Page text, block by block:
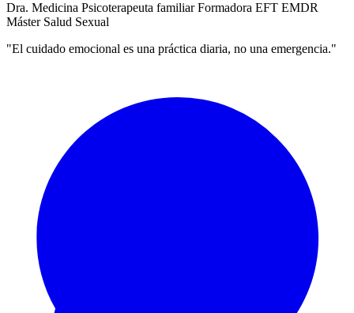
Dra. Medicina Psicoterapeuta familiar Formadora EFT EMDR
Máster Salud Sexual
"El cuidado emocional es una práctica diaria, no una emergencia."